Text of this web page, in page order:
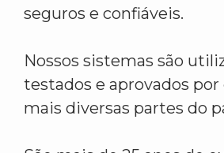
seguros e confiáveis.
Nossos sistemas são
testados e aprovados por
mais diversas partes do